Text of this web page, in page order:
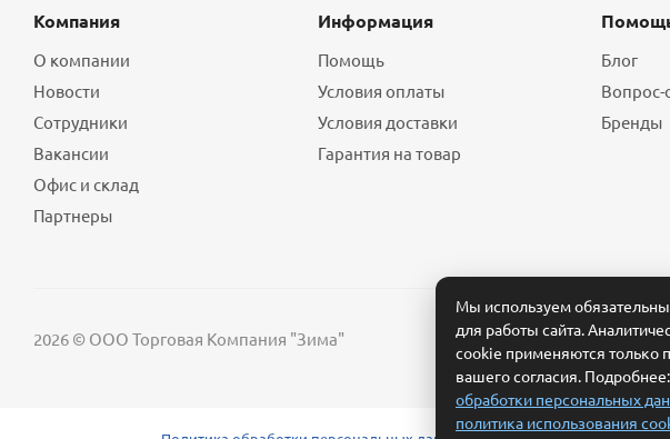
Компания
О компании
Новости
Сотрудники
Вакансии
Офис и склад
Партнеры
Информация
Помощь
Условия оплаты
Условия доставки
Гарантия на товар
Блог
Вопрос-
Бренды
2026 © ООО Торговая Компания "Зима"
Мы используем
для работы сайта.
cookie применяются только
вашего согласия. Подробнее:
обработки персональных
политика использования